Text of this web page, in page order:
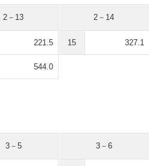
2－13
221.5
544.0
2－14
15 327.1
3－5 3－6